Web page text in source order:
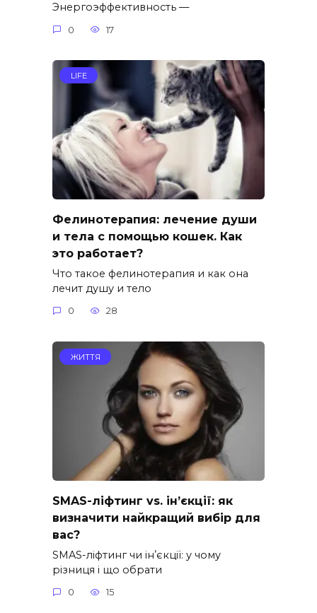
Энергоэффективность —
0 17
LIFE
Фелинотерапия: лечение души
и тела с помощью кошек. Как
это работает?
Что такое фелинотерапия и как она
лечит душу и тело
0 28
ЖИТТЯ
SMAS-ліфтинг vs. ін’єкції: як
визначити найкращий вибір для
вас?
SMAS-ліфтинг чи інʼєкції: у чому
різниця і що обрати
0 15